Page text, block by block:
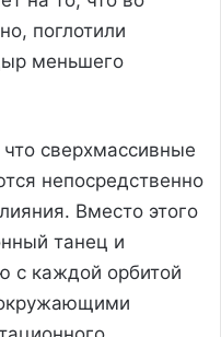
поглотили
меньшего
сверхмассивные
непосредственно
Вместо этого
танец и
с каждой орбитой